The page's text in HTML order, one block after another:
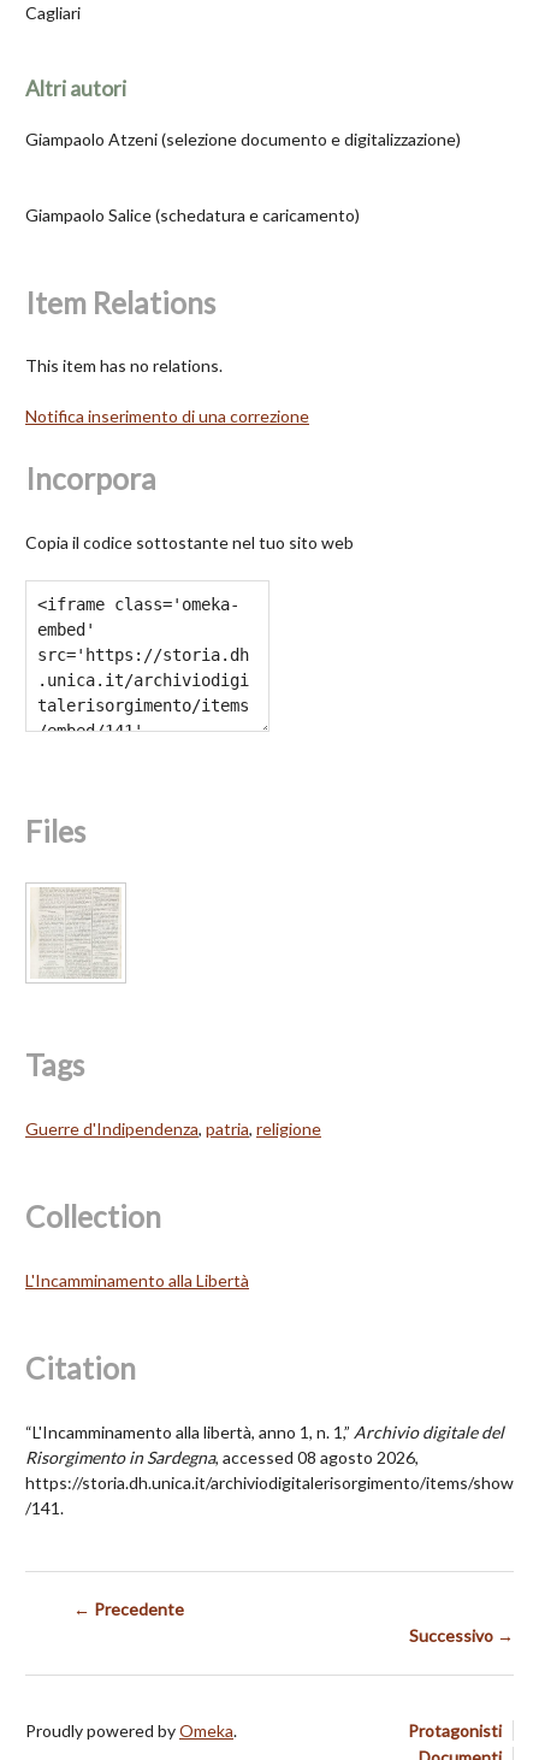
Cagliari
Altri autori
Giampaolo Atzeni (selezione documento e digitalizzazione)
Giampaolo Salice (schedatura e caricamento)
Item Relations
This item has no relations.
Notifica inserimento di una correzione
Incorpora
Copia il codice sottostante nel tuo sito web
Files
Tags
Guerre d'Indipendenza, patria, religione
Collection
L'Incamminamento alla Libertà
Citation
“L'Incamminamento alla libertà, anno 1, n. 1,” Archivio digitale del
Risorgimento in Sardegna, accessed 08 agosto 2026,
https://storia.dh.unica.it/archiviodigitalerisorgimento/items/show
/141.
← Precedente
Successivo →
Protagonisti
Proudly powered byOmeka.